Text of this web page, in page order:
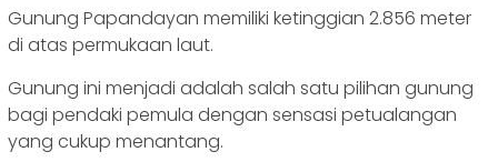
Gunung Papandayan memiliki ketinggian 2.856 meter
di atas permukaan laut.
Gunung ini menjadi adalah salah satu pilihan gunung
bagi pendaki pemula dengan sensasi petualangan
yang cukup menantang.